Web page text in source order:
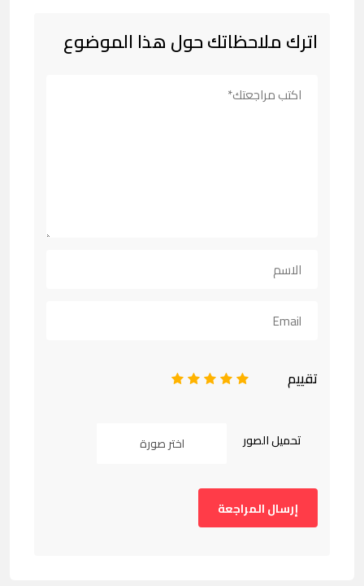
اترك ملاحظاتك حول هذا الموضوع
تقييم 5
4
3
2
تحميل الصور اختر صورة